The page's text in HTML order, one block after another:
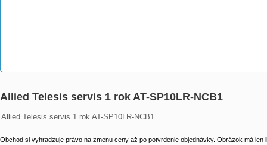
Allied Telesis servis 1 rok AT-SP10LR-NCB1
Allied Telesis servis 1 rok AT-SP10LR-NCB1
Obchod si vyhradzuje právo na zmenu ceny až po potvrdenie objednávky. Obrázok má len